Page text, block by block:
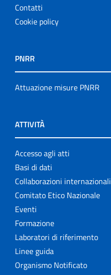
Contatti
Cookie policy
PNRR
Attuazione misure PNRR
ATTIVITÀ
Accesso agli atti
Basi di dati
Collaborazioni internazionali
Comitato Etico Nazionale
Eventi
Formazione
Laboratori di riferimento
Linee guida
Organismo Notificato